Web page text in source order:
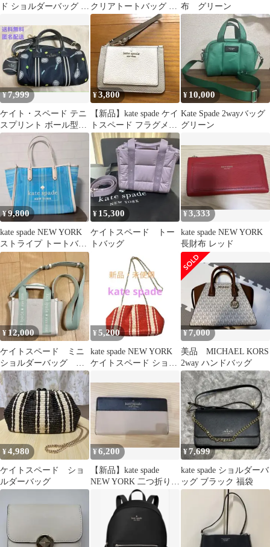
ド ショルダーバッグ ク
福袋限定
クリアトートバッグ ポ
ーチ付き
布 グリーン
¥7,999
ケイト・スペード テニ
スプリント ボール型コ
インケース 2WAYバッ
¥3,800
【新品】kate spade ケイ
トスペード フラグメン
トケース パスケース
¥ 10,000
Kate Spade 2wayバッグ
グリーン
¥9,800
kate spade NEW YORK
ストライプ トートバッ
グ
¥ 15,300
ケイトスペード トー
トバッグ
¥3,333
kate spade NEW YORK
長財布 レッド
¥ 12,000
ケイトスペード ミニ
ショルダーバッグ ミ
ニトート 福袋
¥ 5,200
kate spade NEW YORK
ケイトスペード ショル
¥7,000
美品 MICHAEL KORS
2way ハンドバッグ
¥4,980
ケイトスペード ショ
ルダーバッグ
¥6,200
【新品】kate spade
NEW YORK 二つ折り財
布 バイカラー
¥7,699
kate spade ショルダーバ
ッグ ブラック 福袋